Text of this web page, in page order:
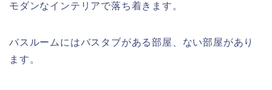
モダンなインテリアで落ち着きます。
バスルームにはバスタブがある部屋、ない部屋があり
ます。